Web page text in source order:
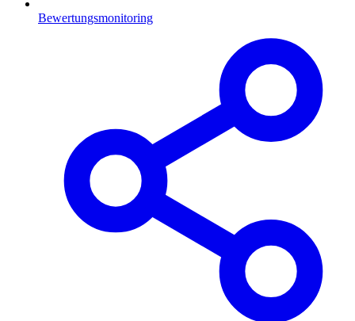
Bewertungsmonitoring